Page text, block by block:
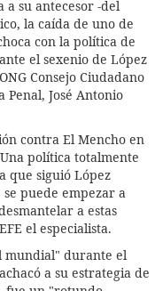
a su antecesor -del
la caída de uno de
con la política de
el sexenio de López
Consejo Ciudadano
Penal, José Antonio
contra El Mencho en
política totalmente
que siguió López
puede empezar a
a estas
el especialista.
mundial" durante el
a su estrategia de